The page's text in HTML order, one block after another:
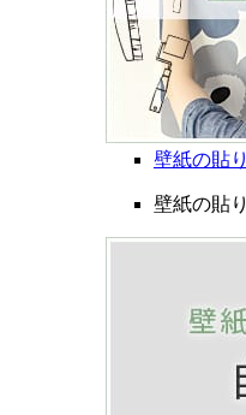
壁紙の貼
壁紙の貼